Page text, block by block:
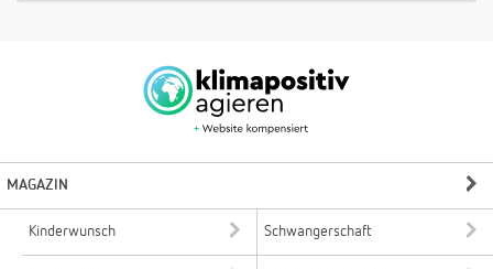
MAGAZIN
Kinderwunsch Schwangerschaft